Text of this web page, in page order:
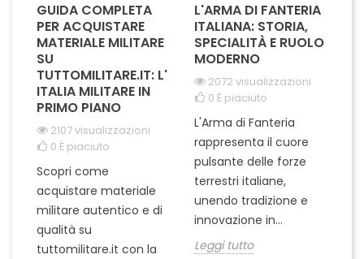
GUIDA COMPLETA
PER ACQUISTARE
MATERIALE MILITARE
SU
TUTTOMILITARE.IT: L'
ITALIA MILITARE IN
PRIMO PIANO
2107 visualizzazioni
0 È piaciuto
Scopri come
acquistare materiale
militare autentico e di
qualità su
tuttomilitare.it con la
L'ARMA DI FANTERIA
ITALIANA: STORIA,
SPECIALITÀ E RUOLO
MODERNO
2072 visualizzazioni
0 È piaciuto
L'Arma di Fanteria
rappresenta il cuore
pulsante delle forze
terrestri italiane,
unendo tradizione e
innovazione in...
Leggi tutto